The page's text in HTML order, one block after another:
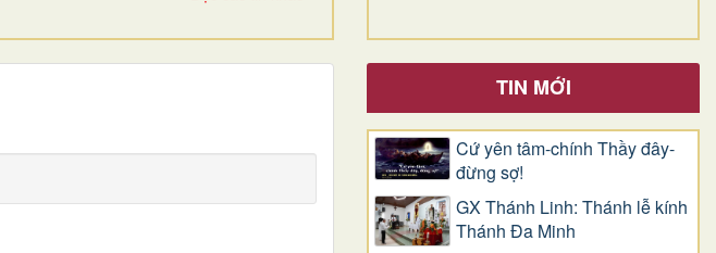
TIN MỚI
Cứ yên tâm-chính Thầy đây-
đừng sợ!
GX Thánh Linh: Thánh lễ kính
Thánh Đa Minh